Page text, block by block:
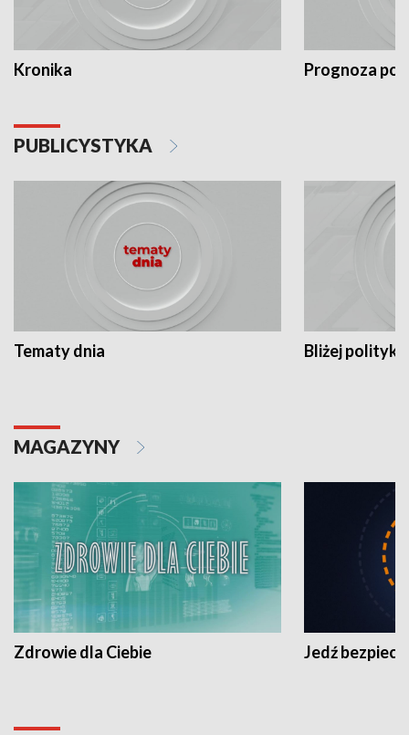
Kronika Prognoza
PUBLICYSTYKA
Tematy dnia Bliżej polityki
MAGAZYNY
Zdrowie dla Ciebie Jedź